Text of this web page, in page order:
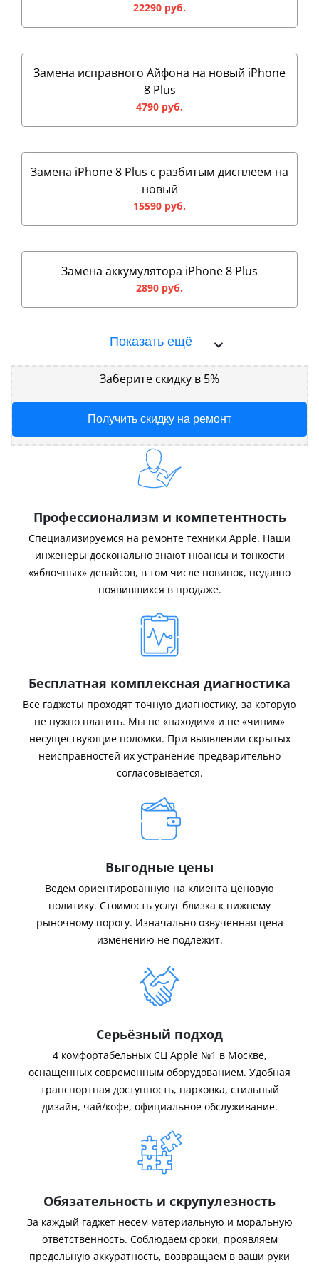
22290 руб.
Замена исправного Айфона на новый iPhone
8 Plus
4790 руб.
Замена iPhone 8 Plus с разбитым дисплеем на
новый
15590 руб.
Замена аккумулятора iPhone 8 Plus
2890 руб.
Показать ещё
Заберите скидку в 5%
Получить скидку на ремонт
Профессионализм и компетентность
Специализируемся на ремонте техники Apple. Наши
инженеры досконально знают нюансы и тонкости
«яблочных» девайсов, в том числе новинок, недавно
появившихся в продаже.
Бесплатная комплексная диагностика
Все гаджеты проходят точную диагностику, за которую
не нужно платить. Мы не «находим» и не «чиним»
несуществующие поломки. При выявлении скрытых
неисправностей их устранение предварительно
согласовывается.
Выгодные цены
Ведем ориентированную на клиента ценовую
политику. Стоимость услуг близка к нижнему
рыночному порогу. Изначально озвученная цена
изменению не подлежит.
Серьёзный подход
4 комфортабельных СЦ Apple №1 в Москве,
оснащенных современным оборудованием. Удобная
транспортная доступность, парковка, стильный
дизайн, чай/кофе, официальное обслуживание.
Обязательность и скрупулезность
За каждый гаджет несем материальную и моральную
ответственность. Соблюдаем сроки, проявляем
предельную аккуратность, возвращаем в ваши руки